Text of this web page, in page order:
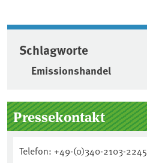
Schlagworte
Emissionshandel
Seitenleiste
Pressekontakt
Telefon: +49-(0)340-2103-2245